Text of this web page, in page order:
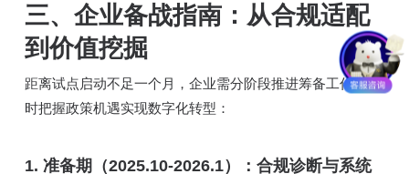
三、企业备战指南：从合规适配
到价值挖掘
距离试点启动不足一个月，企业需分阶段推进筹备工作，同
时把握政策机遇实现数字化转型：
1. 准备期（2025.10-2026.1）：合规诊断与系统